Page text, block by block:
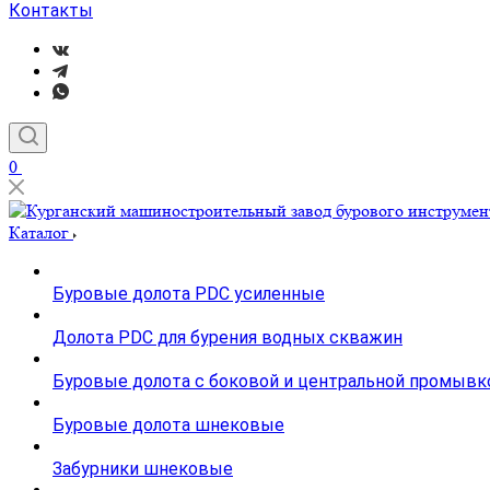
Контакты
0
Каталог
Буровые долота PDC усиленные
Долота PDC для бурения водных скважин
Буровые долота с бoковой и центральной
Буровые долота шнековые
Забурники шнековые